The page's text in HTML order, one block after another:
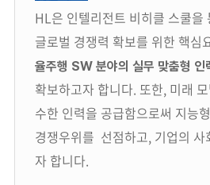
HL은 인텔리전트 비히클 스쿨을
글로벌 경쟁력 확보를 위한 핵심
율주행 SW 분야의 실무 맞춤형 인
확보하고자 합니다. 또한, 미래
수한 인력을 공급함으로써 지능
경쟁우위를 선점하고, 기업의 사
자 합니다.